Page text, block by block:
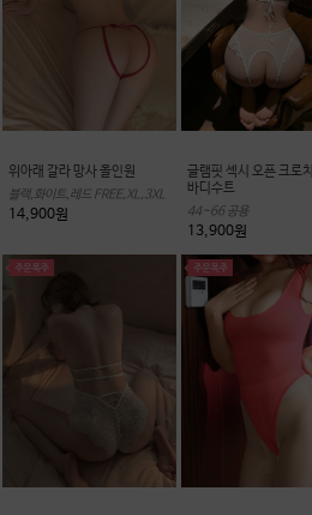
위아래 갈라 망사 올인원
블랙,화이트,레드 FREE,XL,3XL
14,900원
글램핏 섹시 오픈 크로치
바디수트
44~66 공용
13,900원